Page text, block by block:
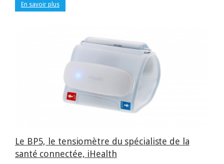
En savoir plus
Le BP5, le tensiomètre du spécialiste de la
santé connectée, iHealth